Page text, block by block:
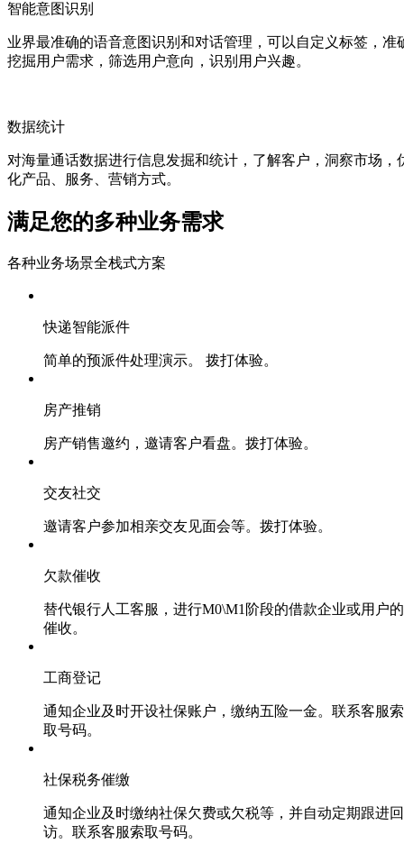
智能意图识别
业界最准确的语音意图识别和对话管理，可以自定义标签，准
挖掘用户需求，筛选用户意向，识别用户兴趣。
数据统计
对海量通话数据进行信息发掘和统计，了解客户，洞察市场，
化产品、服务、营销方式。
满足您的多种业务需求
各种业务场景全栈式方案
快递智能派件
简单的预派件处理演示。 拨打体验。
房产推销
房产销售邀约，邀请客户看盘。拨打体验。
交友社交
邀请客户参加相亲交友见面会等。拨打体验。
欠款催收
替代银行人工客服，进行M0\M1阶段的借款企业或用户的
催收。
工商登记
通知企业及时开设社保账户，缴纳五险一金。联系客服索
取号码。
社保税务催缴
通知企业及时缴纳社保欠费或欠税等，并自动定期跟进回
访。联系客服索取号码。